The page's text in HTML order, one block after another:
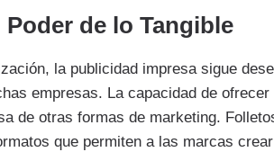
de lo Tangible
la publicidad impresa sigue
empresas. La capacidad de
de otras formas de marketing.
que permiten a las marcas